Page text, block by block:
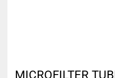
MICROFILTER